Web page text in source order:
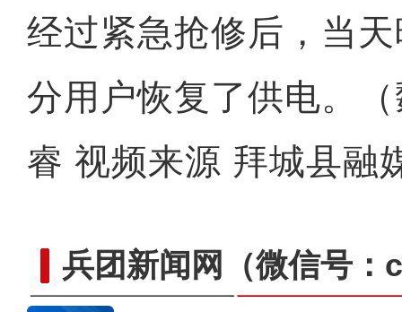
经过紧急抢修后，当
分用户恢复了供电。
睿 视频来源 拜城县融
兵团新闻网 （微信号